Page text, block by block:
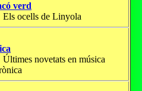
verd
ocells de Linyola
novetats en música